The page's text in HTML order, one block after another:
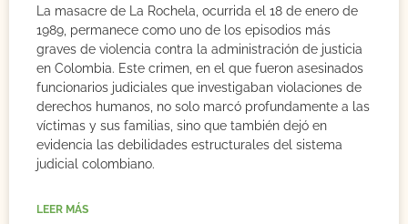
La masacre de La Rochela, ocurrida el 18 de enero de
1989, permanece como uno de los episodios más
graves de violencia contra la administración de justicia
en Colombia. Este crimen, en el que fueron asesinados
funcionarios judiciales que investigaban violaciones de
derechos humanos, no solo marcó profundamente a las
víctimas y sus familias, sino que también dejó en
evidencia las debilidades estructurales del sistema
judicial colombiano.
LEER MÁS